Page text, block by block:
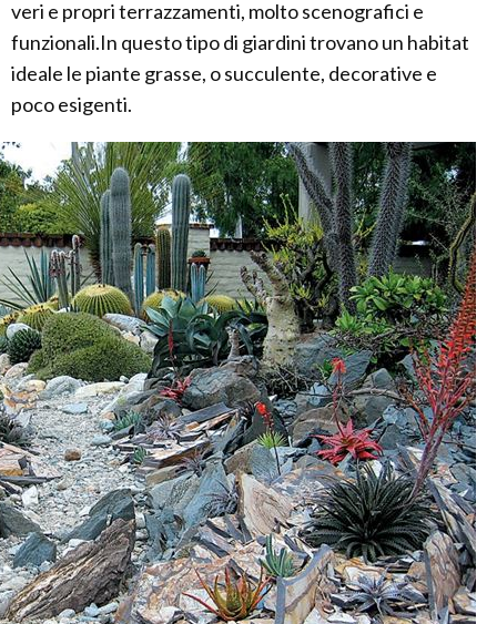
veri e propri terrazzamenti, molto scenografici e
funzionali.In questo tipo di giardini trovano un habitat
ideale le piante grasse, o succulente, decorative e
poco esigenti.